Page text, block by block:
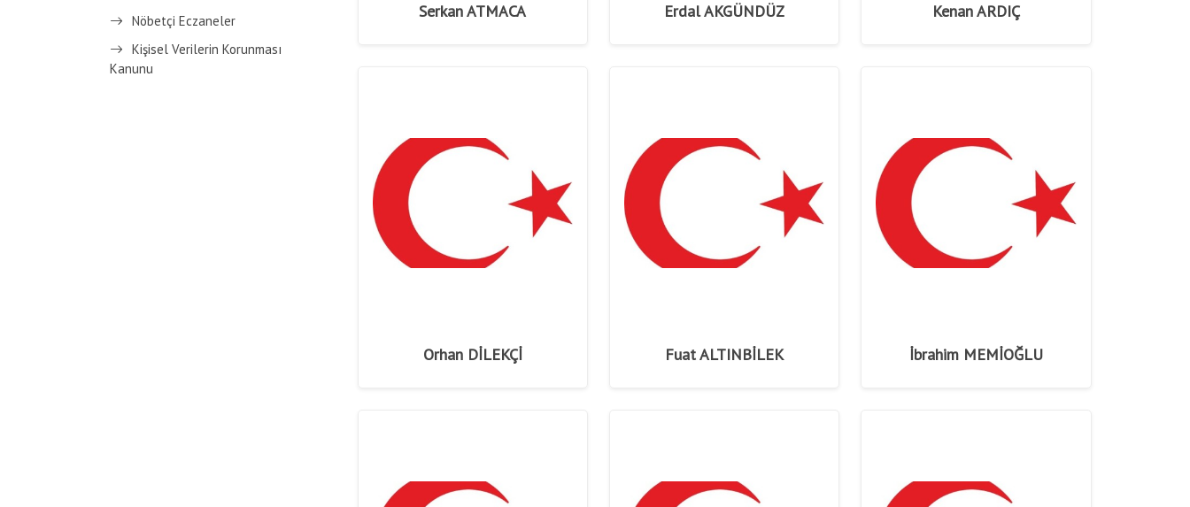
Nöbetçi Eczaneler
Kişisel Verilerin Korunması
Kanunu
Serkan ATMACA Erdal AKGÜNDÜZ Kenan ARDIÇ
Orhan DİLEKÇİ Fuat ALTINBİLEK İbrahim MEMİOĞLU